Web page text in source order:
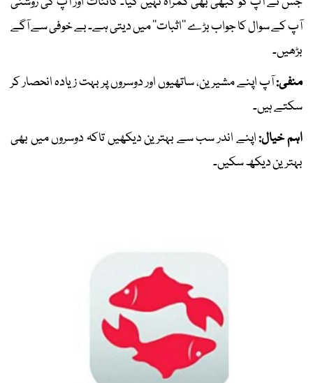
آپ کے سوال کا جواب بڑے ’’اثبات‘‘ میں دیتی ہے۔ بے خوفی سے آگے
بڑھیں۔
منفی:آپ اپنے مشیرین، ساتھیوں اور دوسروں پر بہت زیادہ انحصار کر
سکتے ہیں۔
اہم خیال:اپنے اندر سب سے بہترین دیکھیں تاکہ دوسروں میں بھی
بہترین دیکھ سکیں۔